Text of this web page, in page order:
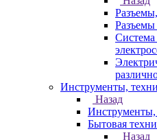
Инструменты,
Назад
Инструменты,
Бытовая
Назад